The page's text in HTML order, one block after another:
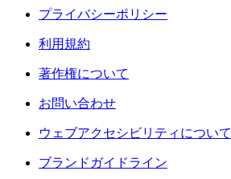
プライバシーポリシー
利用規約
著作権について
お問い合わせ
ウェブアクセシビリティについて
ブランドガイドライン